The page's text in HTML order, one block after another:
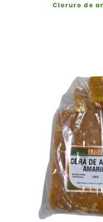
Cloruro de